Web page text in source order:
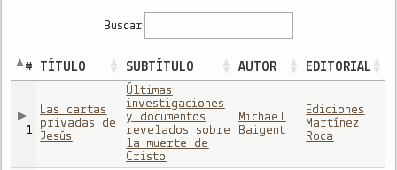
Buscar
# TÍTULO SUBTÍTULO AUTOR EDITORIAL
1
Las cartas
privadas de
Jesús
Últimas
investigaciones
y documentos
revelados sobre
la muerte de
Cristo
Michael
Baigent
Ediciones
Martínez
Roca